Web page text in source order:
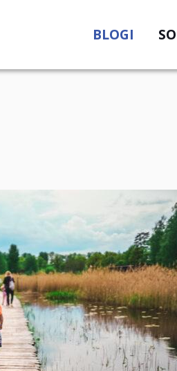
BLOGI